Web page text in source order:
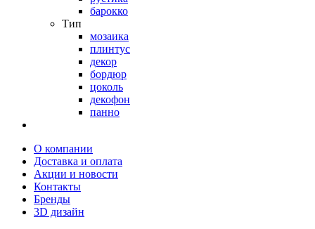
барокко
Тип
мозаика
плинтус
декор
бордюр
цоколь
декофон
панно
О компании
Доставка и оплата
Акции и новости
Контакты
Бренды
3D дизайн